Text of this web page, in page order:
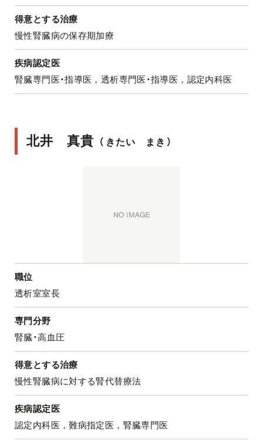
得意とする治療
慢性腎臓病の保存期加療
疾病認定医
腎臓専門医・指導医，透析専門医・指導医，認定内科医
北井 真貴 （ きたい まき ）
職位
透析室室長
専門分野
腎臓・高血圧
得意とする治療
慢性腎臓病に対する腎代替療法
疾病認定医
認定内科医，難病指定医，腎臓専門医